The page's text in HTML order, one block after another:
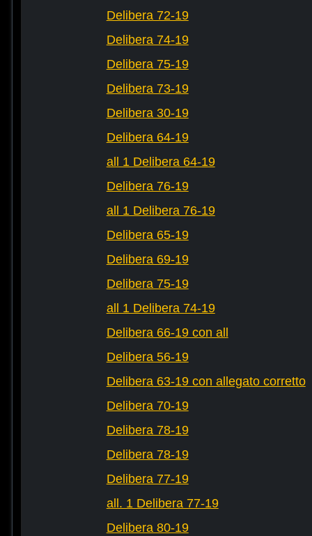
Delibera 72-19
Delibera 74-19
Delibera 75-19
Delibera 73-19
Delibera 30-19
Delibera 64-19
all 1 Delibera 64-19
Delibera 76-19
all 1 Delibera 76-19
Delibera 65-19
Delibera 69-19
Delibera 75-19
all 1 Delibera 74-19
Delibera 66-19 con all
Delibera 56-19
Delibera 63-19 con allegato corretto
Delibera 70-19
Delibera 78-19
Delibera 78-19
Delibera 77-19
all. 1 Delibera 77-19
Delibera 80-19